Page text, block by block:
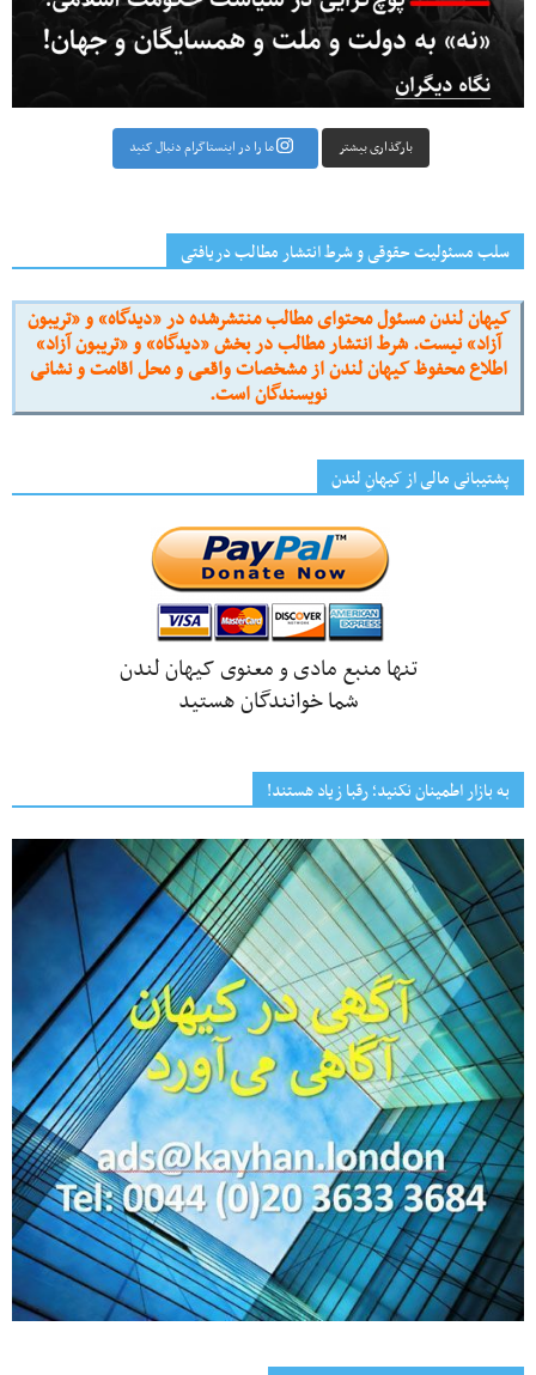
بارگذاری بیشتر ما را در اینستاگرام دنبال کنید
سلب مسئولیت حقوقی و شرط انتشار مطالب دریافتی
کیهان لندن مسئول محتوای مطالب منتشرشده در «دیدگاه» و «تریبون
آزاد» نیست. شرط انتشار مطالب در بخش «دیدگاه» و «تریبون آزاد»
اطلاع محفوظ کیهان لندن از مشخصات واقعی و محل اقامت و نشانی
نویسندگان است.
پشتیبانی مالی از کیهانِ لندن
تنها منبع مادی و معنوی کیهان لندن
شما خوانندگان هستید
به بازار اطمینان نکنید؛ رقبا زیاد هستند!